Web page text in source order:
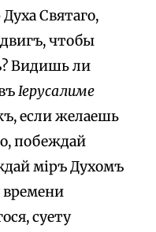
Святаго,
чтобы
Видишь ли
Іерусалиме
если желаешь
побеждай
міръ Духомъ
суету